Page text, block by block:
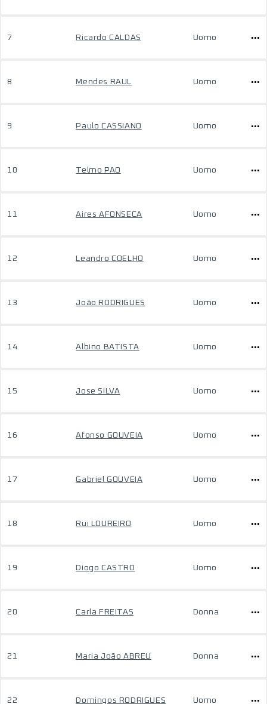
7 Ricardo CALDAS Uomo
8 Mendes RAUL Uomo
9 Paulo CASSIANO Uomo
10 Telmo PAO Uomo
11 Aires AFONSECA Uomo
12 Leandro COELHO Uomo
13 João RODRIGUES Uomo
14 Albino BATISTA Uomo
15 Jose SILVA Uomo
16 Afonso GOUVEIA Uomo
17 Gabriel GOUVEIA Uomo
18 Rui LOUREIRO Uomo
19 Diogo CASTRO Uomo
20 Carla FREITAS Donna
21 Maria João ABREU Donna
22 Domingos RODRIGUES Uomo